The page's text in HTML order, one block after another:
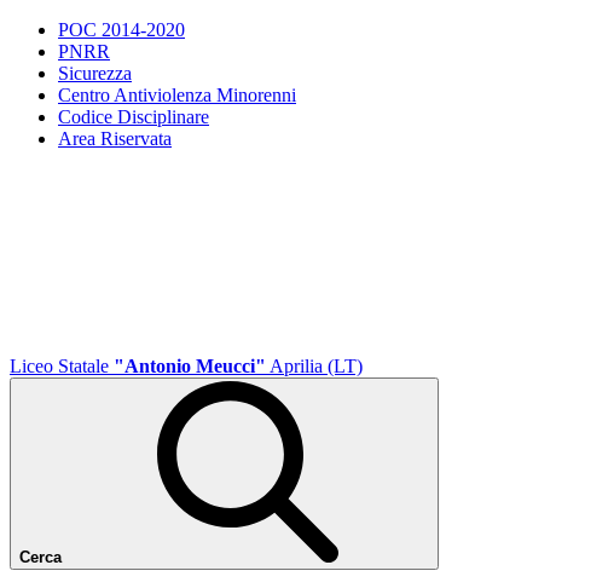
POC 2014-2020
PNRR
Sicurezza
Centro Antiviolenza Minorenni
Codice Disciplinare
Area Riservata
Liceo Statale "Antonio Meucci" Aprilia (LT)
Cerca